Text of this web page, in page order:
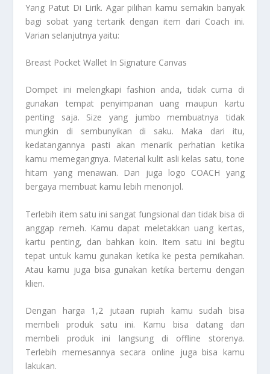
Yang Patut Di Lirik. Agar pilihan kamu semakin banyak
bagi sobat yang tertarik dengan item dari Coach ini.
Varian selanjutnya yaitu:
Breast Pocket Wallet In Signature Canvas
Dompet ini melengkapi fashion anda, tidak cuma di
gunakan tempat penyimpanan uang maupun kartu
penting saja. Size yang jumbo membuatnya tidak
mungkin di sembunyikan di saku. Maka dari itu,
kedatangannya pasti akan menarik perhatian ketika
kamu memegangnya. Material kulit asli kelas satu, tone
hitam yang menawan. Dan juga logo COACH yang
bergaya membuat kamu lebih menonjol.
Terlebih item satu ini sangat fungsional dan tidak bisa di
anggap remeh. Kamu dapat meletakkan uang kertas,
kartu penting, dan bahkan koin. Item satu ini begitu
tepat untuk kamu gunakan ketika ke pesta pernikahan.
Atau kamu juga bisa gunakan ketika bertemu dengan
klien.
Dengan harga 1,2 jutaan rupiah kamu sudah bisa
membeli produk satu ini. Kamu bisa datang dan
membeli produk ini langsung di offline storenya.
Terlebih memesannya secara online juga bisa kamu
lakukan.